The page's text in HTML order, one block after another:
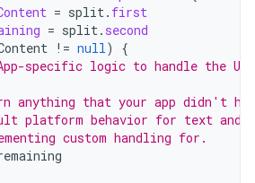
= split. first
= split. second
!= null)
{
specific logic to handle the
anything that your app didn't
platform behavior for text and
custom handling for.